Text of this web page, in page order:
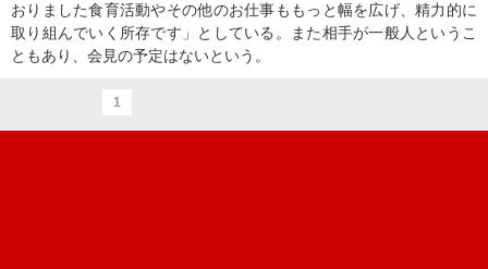
おりました食育活動やその他のお仕事ももっと幅を広げ、精力的に
取り組んでいく所存です」としている。また相手が一般人というこ
ともあり、会見の予定はないという。
1